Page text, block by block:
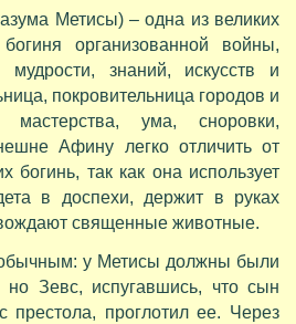
Метисы) – одна из великих
организованной войны,
мудрости, знаний, искусств и
покровительница городов и
мастерства, ума, сноровки,
Афину легко отличить от
богинь, так как она использует
в доспехи, держит в руках
священные животные.
у Метисы должны были
Зевс, испугавшись, что сын
престола, проглотил ее. Через